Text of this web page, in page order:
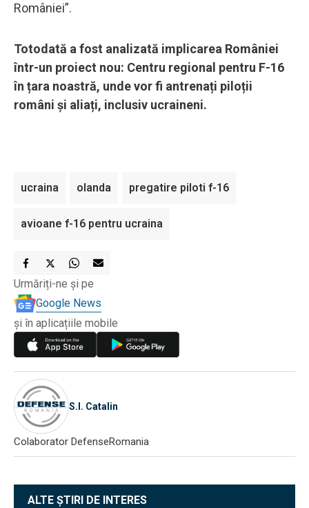
României”.
Totodată a fost analizată implicarea României
într-un proiect nou: Centru regional pentru F-16
în țara noastră, unde vor fi antrenați piloții
români și aliați, inclusiv ucraineni.
ucraina olanda pregatire piloti f-16
avioane f-16 pentru ucraina
Urmăriți-ne și pe
Google News
și în aplicațiile mobile
S.I. Catalin
Colaborator DefenseRomania
ALTE ȘTIRI DE INTERES